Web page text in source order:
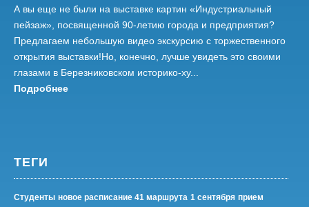
А вы еще не были на выставке картин «Индустриальный
пейзаж», посвященной 90-летию города и предприятия?
Предлагаем небольшую видео экскурсию с торжественного
открытия выставки!Но, конечно, лучше увидеть это своими
глазами в Березниковском историко-ху...
Подробнее
ТЕГИ
Студенты новое расписание 41 маршрута 1 сентября прием